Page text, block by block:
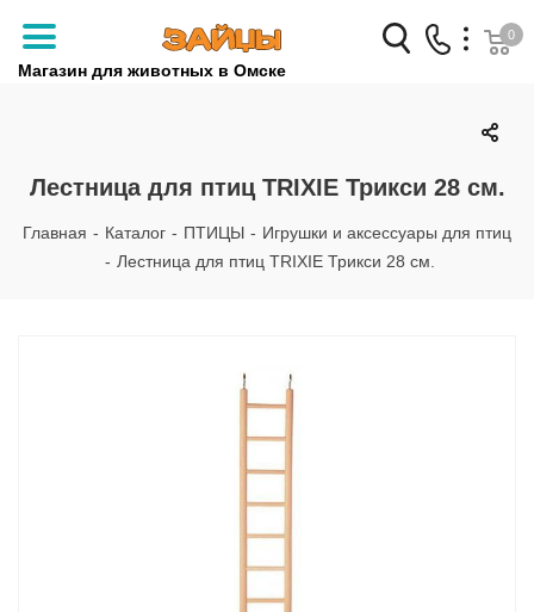
Магазин для животных в Омске
Заказать звонок
+7 (3812) 79-04-04
+7 (950) 959-88-32
0
Лестница для птиц TRIXIE Трикси 28 см.
Главная - Каталог - ПТИЦЫ - Игрушки и аксессуары для птиц
- Лестница для птиц TRIXIE Трикси 28 см.